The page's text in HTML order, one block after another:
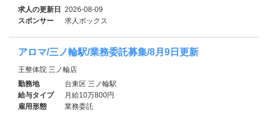
求人の更新日 2026-08-09
スポンサー
求人ボックス
アロマ/三ノ輪駅/業務委託募集/8月9日更新
王整体院 三ノ輪店
勤務地
台東区 三ノ輪駅
給与タイプ
月給10万800円
雇用形態
業務委託